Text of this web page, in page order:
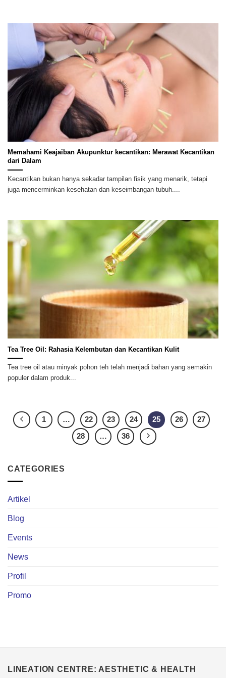
Memahami Keajaiban Akupunktur kecantikan: Merawat Kecantikan
dari Dalam
Kecantikan bukan hanya sekadar tampilan fisik yang menarik, tetapi
juga mencerminkan kesehatan dan keseimbangan tubuh....
Tea Tree Oil: Rahasia Kelembutan dan Kecantikan Kulit
Tea tree oil atau minyak pohon teh telah menjadi bahan yang semakin
populer dalam produk...
1 … 22 23 24 25 26 27
28 … 36
CATEGORIES
Artikel
Blog
Events
News
Profil
Promo
LINEATION CENTRE: AESTHETIC & HEALTH